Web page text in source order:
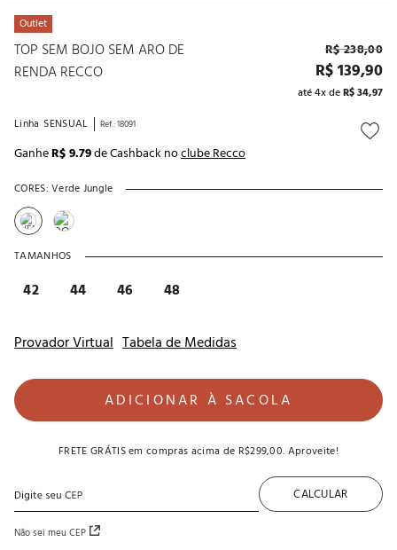
Outlet
TOP SEM BOJO SEM ARO DE
RENDA RECCO
R$238,00
R$139,90
até4x deR$34,97
Linha SENSUAL Ref.:18091
GanheR$ 9.79de Cashback noclube Recco
CORES: Verde Jungle
TAMANHOS
42 44 46 48
Provador Virtual Tabela de Medidas
ADICIONAR À SACOLA
FRETE GRÁTISem compras acima de R$299,00. Aproveite!
Não sei meu CEP
CALCULAR